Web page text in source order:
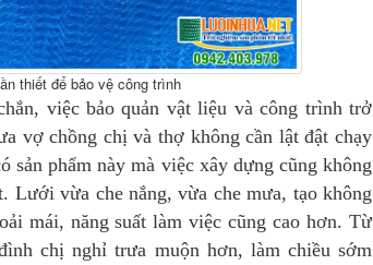
thiết để bảo vệ công trình
việc bảo quản vật liệu và công trình trở
vợ chồng chị và thợ không cần lật đật chạy
sản phẩm này mà việc xây dựng cũng không
Lưới vừa che nắng, vừa che mưa, tạo không
mái, năng suất làm việc cũng cao hơn. Từ
chị nghỉ trưa muộn hơn, làm chiều sớm